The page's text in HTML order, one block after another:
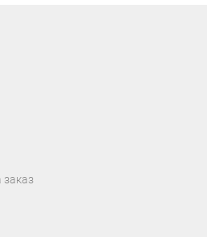
заказ